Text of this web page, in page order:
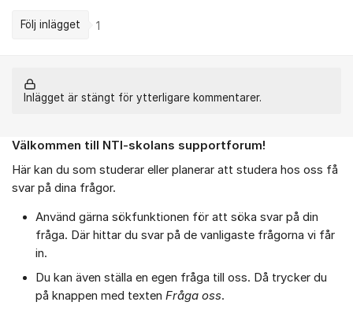
Följ inlägget 1
Inlägget är stängt för ytterligare kommentarer.
Om forumet
Välkommen till NTI-skolans supportforum!
Här kan du som studerar eller planerar att studera hos oss få
svar på dina frågor.
Använd gärna sökfunktionen för att söka svar på din
fråga. Där hittar du svar på de vanligaste frågorna vi får
in.
Du kan även ställa en egen fråga till oss. Då trycker du
på knappen med texten Fråga oss.